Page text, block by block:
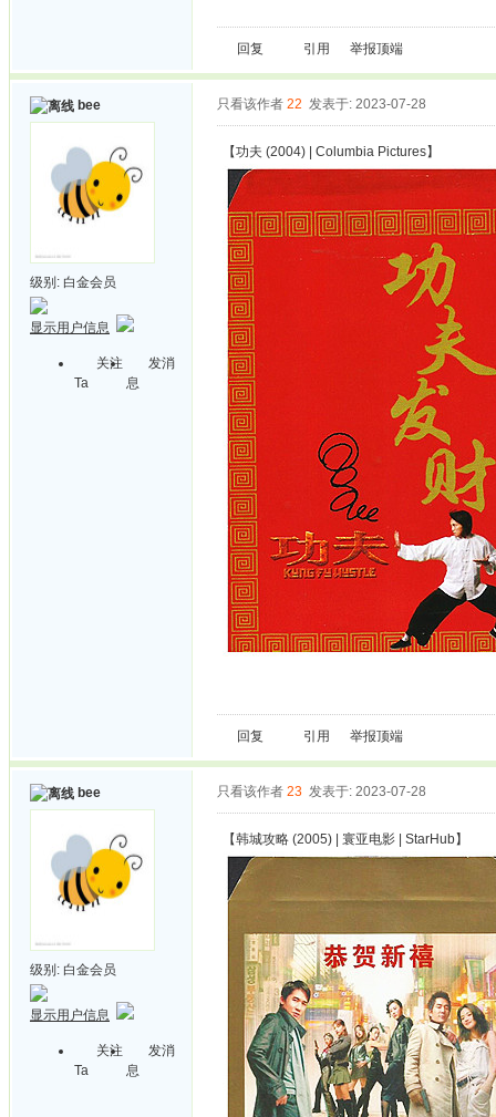
回复 引用 举报顶端
bee
级别: 白金会员
显示用户信息
关注
Ta
发消
息
只看该作者 22 发表于: 2023-07-28
【功夫 (2004) | Columbia Pictures】
回复 引用 举报顶端
bee
级别: 白金会员
显示用户信息
关注
Ta
发消
息
只看该作者 23 发表于: 2023-07-28
【韩城攻略 (2005) | 寰亚电影 | StarHub】